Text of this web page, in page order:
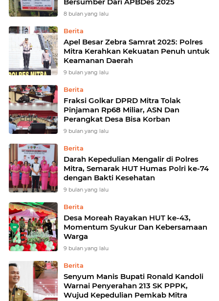
8 bulan yang lalu
Berita
Apel Besar Zebra Samrat 2025: Polres
Mitra Kerahkan Kekuatan Penuh untuk
Keamanan Daerah
9 bulan yang lalu
Berita
Fraksi Golkar DPRD Mitra Tolak
Pinjaman Rp68 Miliar, ASN Dan
Perangkat Desa Bisa Korban
9 bulan yang lalu
Berita
Darah Kepedulian Mengalir di Polres
Mitra, Semarak HUT Humas Polri ke-74
dengan Bakti Kesehatan
9 bulan yang lalu
Berita
Desa Moreah Rayakan HUT ke-43,
Momentum Syukur Dan Kebersamaan
Warga
9 bulan yang lalu
Berita
Senyum Manis Bupati Ronald Kandoli
Warnai Penyerahan 213 SK PPPK,
Wujud Kepedulian Pemkab Mitra